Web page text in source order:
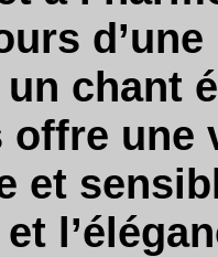
chant
offre
et